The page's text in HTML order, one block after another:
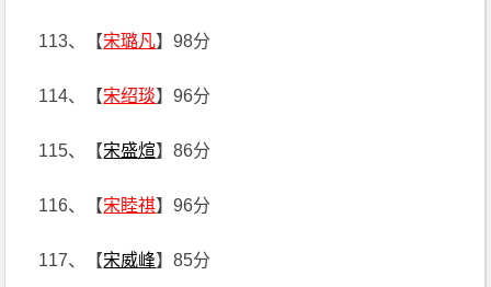
113、【宋璐凡】98分
114、【宋绍琰】96分
115、【宋盛煊】86分
116、【宋睦祺】96分
117、【宋威峰】85分